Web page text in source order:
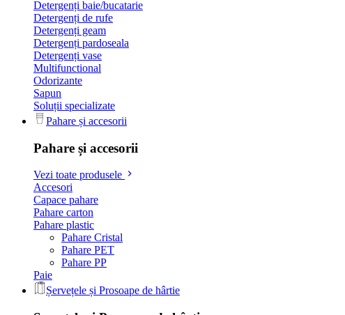
Detergenți baie/bucatarie
Detergenți de rufe
Detergenți geam
Detergenți pardoseala
Detergenți vase
Multifunctional
Odorizante
Sapun
Soluții specializate
Pahare și accesorii
Pahare și accesorii
Vezi toate produsele
Accesori
Capace pahare
Pahare carton
Pahare plastic
Pahare Cristal
Pahare PET
Pahare PP
Paie
Șervețele și Prosoape de hârtie